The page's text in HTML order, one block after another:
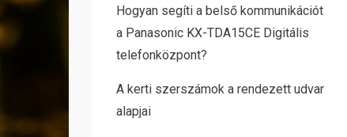
Hogyan segíti a belső kommunikációt
a Panasonic KX-TDA15CE Digitális
telefonközpont?
A kerti szerszámok a rendezett udvar
alapjai